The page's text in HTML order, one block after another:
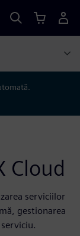
Cloud
serviciilor
gestionarea